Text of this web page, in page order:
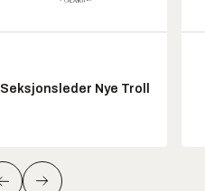
Seksjonsleder Nye Troll